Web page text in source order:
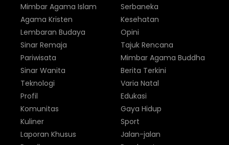
Mimbar Agama Islam
Agama Kristen
Lembaran Budaya
Sinar Remaja
Pariwisata
Sinar Wanita
Serbaneka
Kesehatan
Opini
Tajuk Rencana
Mimbar Agama Buddha
Berita Terkini
Teknologi
Profil
Komunitas
Kuliner
Laporan Khusus
Varia Natal
Edukasi
Gaya Hidup
Sport
Jalan-jalan